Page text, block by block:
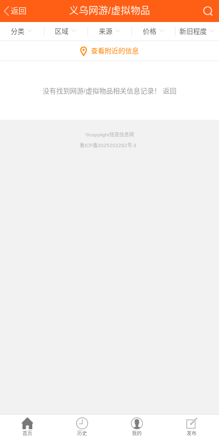
返回 义乌网游/虚拟物品
首页 历史 我的 发布
分类 区域 来源 价格 新旧程度
查看附近的信息
没有找到网游/虚拟物品相关信息记录！ 返回
©copyright铭竟信息网
鲁ICP备2025202282号-3